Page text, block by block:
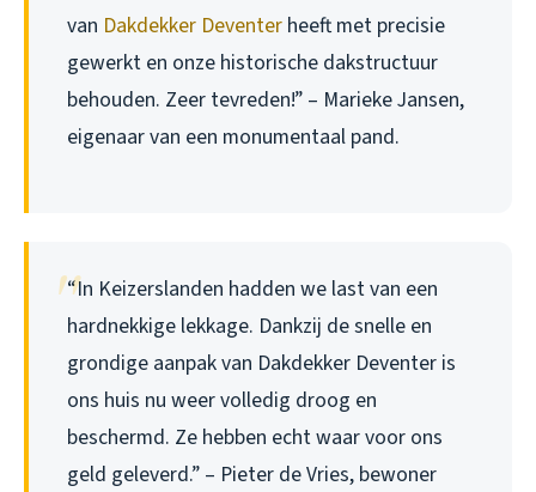
van Dakdekker Deventer heeft met precisie
gewerkt en onze historische dakstructuur
behouden. Zeer tevreden!” – Marieke Jansen,
eigenaar van een monumentaal pand.
“In Keizerslanden hadden we last van een
hardnekkige lekkage. Dankzij de snelle en
grondige aanpak van Dakdekker Deventer is
ons huis nu weer volledig droog en
beschermd. Ze hebben echt waar voor ons
geld geleverd.” – Pieter de Vries, bewoner